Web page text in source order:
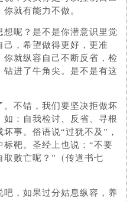
就有能力不做。
呢？是不是你潜意识里觉
，希望做得更好，更准
就纵容自己不断反省，检
进了牛角尖。是不是有这
不错，我们要坚决拒做坏
：自我检讨、反省、寻根
事。俗语说“过犹不及”，
靶。圣经上也说：“不要
败亡呢？”（传道书七
，如果过分姑息纵容，养